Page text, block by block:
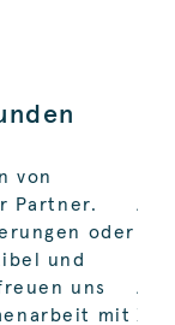
von
Partner.
oder
und
uns
mit